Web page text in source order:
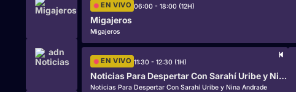
EN VIVO 06:00 - 18:00 (12H)
Migajeros
Migajeros
EN VIVO 11:30 - 12:30 (1H)
Noticias Para Despertar Con Sarahí Uribe y Nina Andrade
Noticias Para Despertar Con Sarahí Uribe y Nina Andrade